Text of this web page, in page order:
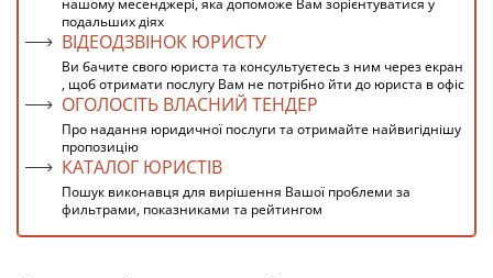
нашому месенджері, яка допоможе Вам зорієнтуватися у
подальших діях
ВІДЕОДЗВІНОК ЮРИСТУ
Ви бачите свого юриста та консультуєтесь з ним через екран
, щоб отримати послугу Вам не потрібно йти до юриста в офіс
ОГОЛОСІТЬ ВЛАСНИЙ ТЕНДЕР
Про надання юридичної послуги та отримайте найвигіднішу
пропозицію
КАТАЛОГ ЮРИСТІВ
Пошук виконавця для вирішення Вашої проблеми за
фильтрами, показниками та рейтингом